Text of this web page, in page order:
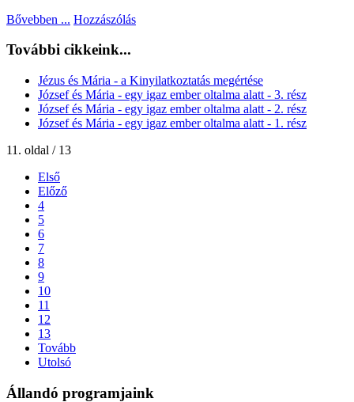
Bővebben ... Hozzászólás
További cikkeink...
Jézus és Mária - a Kinyilatkoztatás megértése
József és Mária - egy igaz ember oltalma alatt - 3. rész
József és Mária - egy igaz ember oltalma alatt - 2. rész
József és Mária - egy igaz ember oltalma alatt - 1. rész
11. oldal / 13
Első
Előző
4
5
6
7
8
9
10
11
12
13
Tovább
Utolsó
Állandó programjaink